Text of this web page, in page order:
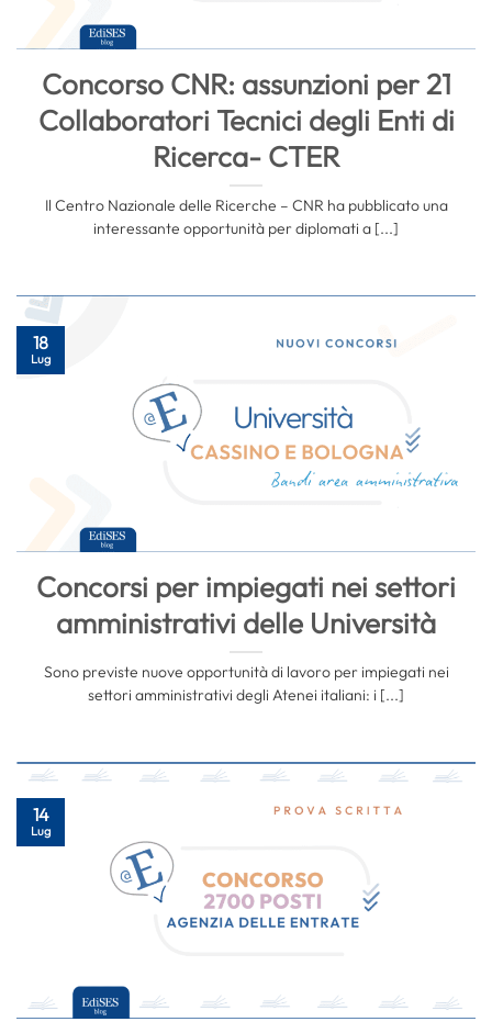
Concorso CNR: assunzioni per 21
Collaboratori Tecnici degli Enti di
Ricerca- CTER
Il Centro Nazionale delle Ricerche – CNR ha pubblicato una
interessante opportunità per diplomati a [...]
Concorsi per impiegati nei settori
amministrativi delle Università
Sono previste nuove opportunità di lavoro per impiegati nei
settori amministrativi degli Atenei italiani: i [...]
18
Lug
14
Lug